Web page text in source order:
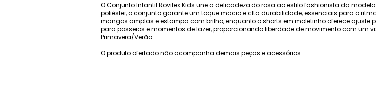
O Conjunto Infantil Rovitex Kids une a delicadeza do rosa ao estilo fashionista da
poliéster, o conjunto garante um toque macio e alta durabilidade, essenciais para o
mangas amplas e estampa com brilho, enquanto o shorts em moletinho oferece ajuste
para passeios e momentos de lazer, proporcionando liberdade de movimento com um
Primavera/Verão.
O produto ofertado não acompanha demais peças e acessórios.